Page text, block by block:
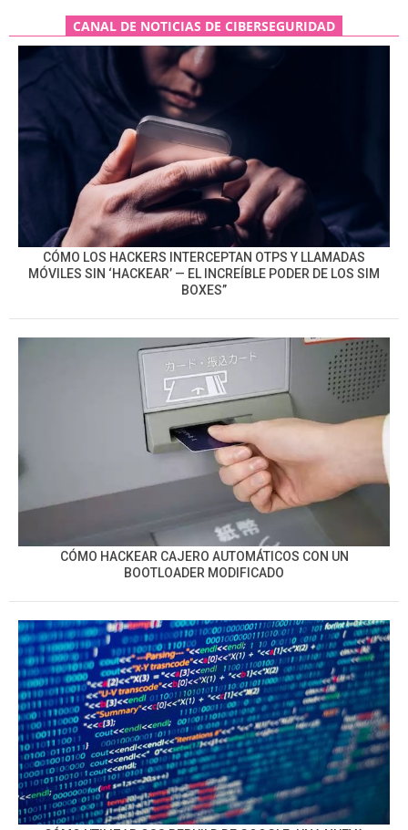
CANAL DE NOTICIAS DE CIBERSEGURIDAD
CÓMO LOS HACKERS INTERCEPTAN OTPS Y LLAMADAS
MÓVILES SIN ‘HACKEAR’ — EL INCREÍBLE PODER DE LOS SIM
BOXES”
CÓMO HACKEAR CAJERO AUTOMÁTICOS CON UN
BOOTLOADER MODIFICADO